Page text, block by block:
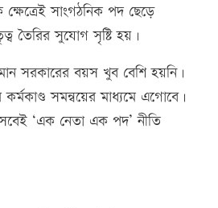
ক্ষেত্রেই সাংগঠনিক পদ ছেড়ে
তৈরির সুযোগ সৃষ্টি হয়।
সরকারের বয়স খুব বেশি হয়নি।
সমন্বয়ের মাধ্যমে এগোবে।
‘এক নেতা এক পদ’ নীতি